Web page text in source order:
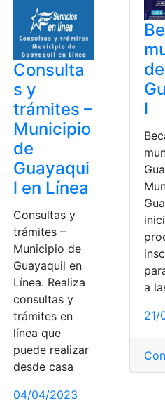
Consulta
s y
trámites –
Municipio
de
Guayaqui
l en Línea
Consultas y
trámites –
Municipio de
Guayaquil en
Línea. Realiza
consultas y
trámites en
línea que
puede realizar
desde casa
04/04/2023
de
l
a
21/